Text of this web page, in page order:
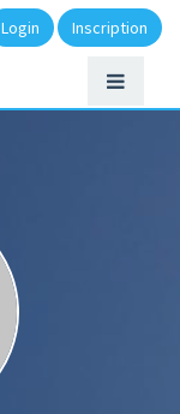
Login Inscription